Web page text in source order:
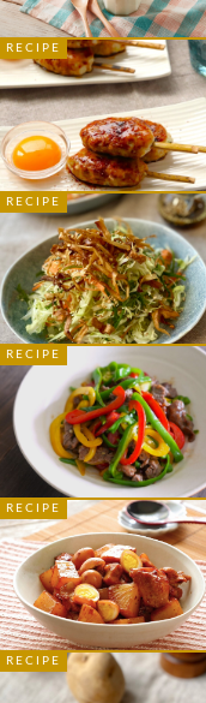
RECIPE
RECIPE
RECIPE
RECIPE
RECIPE